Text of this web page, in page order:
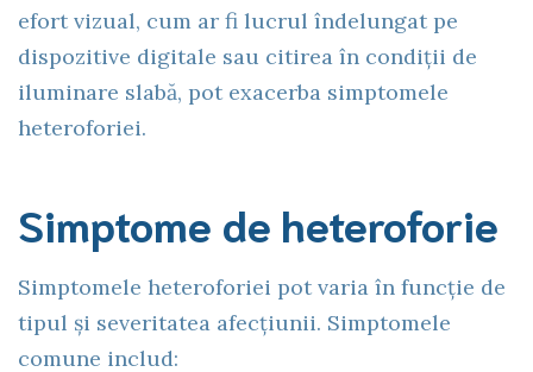
efort vizual, cum ar fi lucrul îndelungat pe
dispozitive digitale sau citirea în condiții de
iluminare slabă, pot exacerba simptomele
heteroforiei.
Simptome de heteroforie
Simptomele heteroforiei pot varia în funcție de
tipul și severitatea afecțiunii. Simptomele
comune includ: